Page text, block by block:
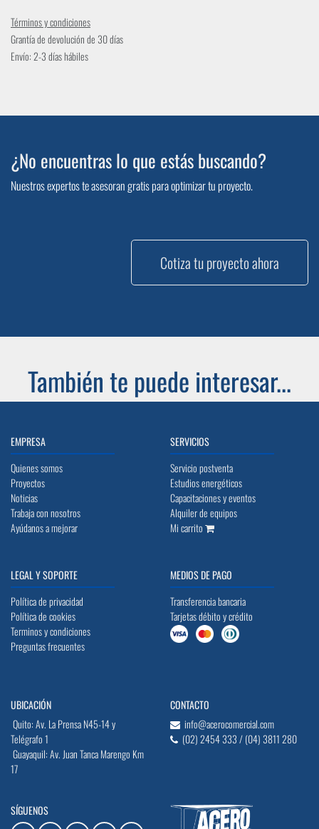
Términos y condiciones
Grantía de devolución de 30 días
Envío: 2-3 días hábiles
¿No encuentras lo que estás buscando?
Nuestros expertos te asesoran gratis para optimizar tu proyecto.
Cotiza tu proyecto ahora
También te puede interesar...
EMPRESA
Quienes somos
Proyectos
Noticias
Trabaja con nosotros
Ayúdanos a mejorar
SERVICIOS
Servicio postventa
Estudios energéticos
Capacitaciones y eventos
Alquiler de equipos
Mi carrito
LEGAL Y SOPORTE
Política de privacidad
Política de cookies
Terminos y condiciones
Preguntas frecuentes
MEDIOS DE PAGO
Transferencia bancaria
Tarjetas débito y crédito
UBICACIÓN
Quito: Av. La Prensa N45-14 y
Telégrafo 1
Guayaquil: Av. Juan Tanca Marengo Km
17
CONTACTO
info@acerocomercial.com
(02) 2454 333 / (04) 3811 280
SÍGUENOS